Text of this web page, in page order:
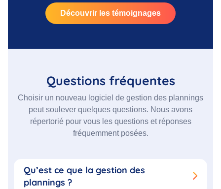
Découvrir les témoignages
Questions fréquentes
Choisir un nouveau logiciel de gestion des plannings
peut soulever quelques questions. Nous avons
répertorié pour vous les questions et réponses
fréquemment posées.
Qu’est ce que la gestion des
plannings ?